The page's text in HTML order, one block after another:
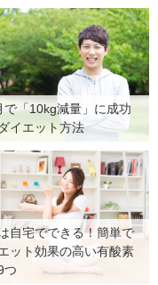
で「10kg減量」に成功
イエット方法
自宅でできる！簡単で
ット効果の高い有酸素
つ